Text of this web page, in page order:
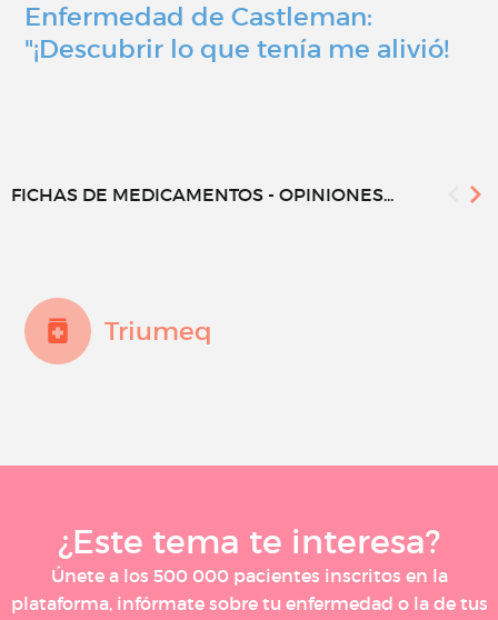
Enfermedad de Castleman:
"¡Descubrir lo que tenía me alivió!
FICHAS DE MEDICAMENTOS - OPINIONES...
Triumeq
¿Este tema te interesa?
Únete a los 500 000 pacientes inscritos en la
plataforma, infórmate sobre tu enfermedad o la de tus